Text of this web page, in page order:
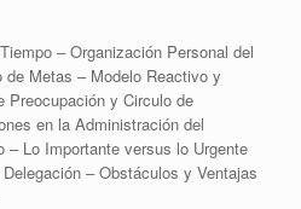
– Organización Personal del
Metas – Modelo Reactivo y
Preocupación y Circulo de
en la Administración del
– Lo Importante versus lo Urgente
– Obstáculos y Ventajas